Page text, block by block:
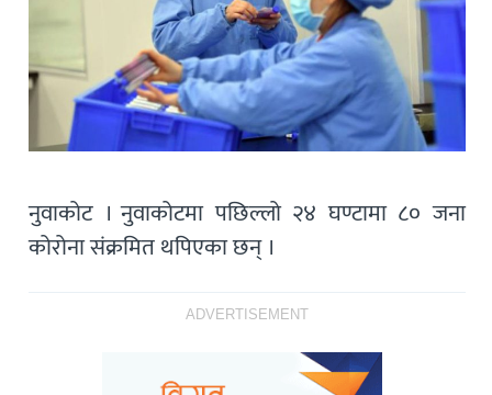
नुवाकोट । नुवाकोटमा पछिल्लो २४ घण्टामा ८० जना
कोरोना संक्रमित थपिएका छन् ।
ADVERTISEMENT